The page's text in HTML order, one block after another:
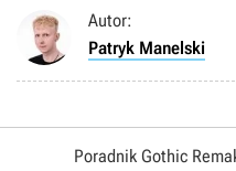
Autor:
Patryk Manelski
Poradnik Gothic